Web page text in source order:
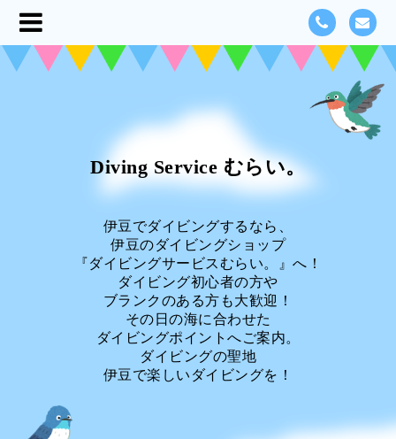
Diving Service むらい。
伊豆でダイビングするなら、
伊豆のダイビングショップ
『ダイビングサービスむらい。』へ！
ダイビング初心者の方や
ブランクのある方も大歓迎！
その日の海に合わせた
ダイビングポイントへご案内。
ダイビングの聖地
伊豆で楽しいダイビングを！